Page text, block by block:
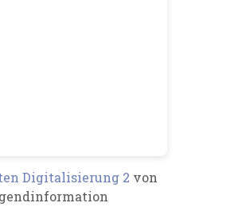
Digitalisierung 2 von